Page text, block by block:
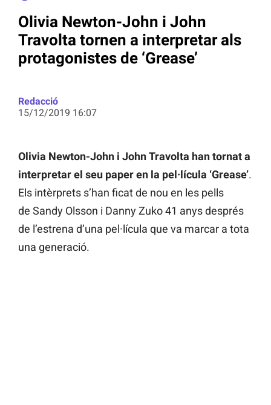
Olivia Newton-John i John
Travolta tornen a interpretar als
protagonistes de ‘Grease’
Redacció
15/12/2019 16:07
Olivia Newton-John i John Travolta han tornat a
interpretar el seu paper en la pel·lícula ‘Grease’.
Els intèrprets s’han ficat de nou en les pells
de Sandy Olsson i Danny Zuko 41 anys després
de l’estrena d’una pel·lícula que va marcar a tota
una generació.